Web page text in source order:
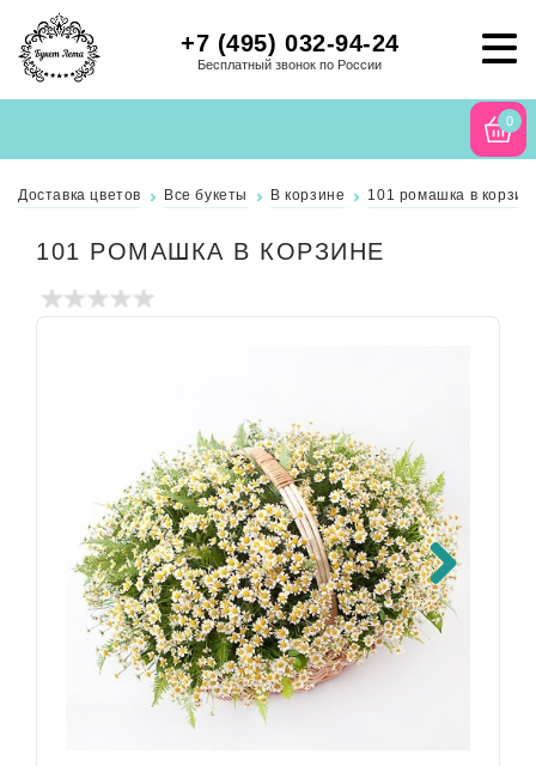
+7 (495) 032-94-24
Бесплатный звонок по России
0
Доставка цветов Все букеты В корзине 101 ромашка в
101 РОМАШКА В КОРЗИНЕ
Next